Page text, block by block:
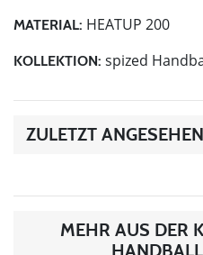
MATERIAL: HEATUP 200
KOLLEKTION: spized
ZULETZT ANGESEHEN
MEHR AUS DER